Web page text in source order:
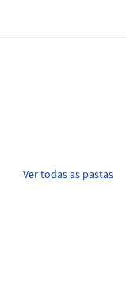
Ver todas as pastas